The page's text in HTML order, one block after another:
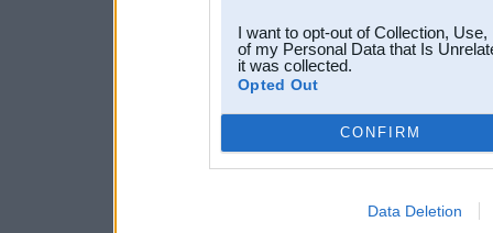
I want to opt-out of Collection,
of my Personal Data that Is
it was collected.
Opted Out
CONFIRM
Data Deletion